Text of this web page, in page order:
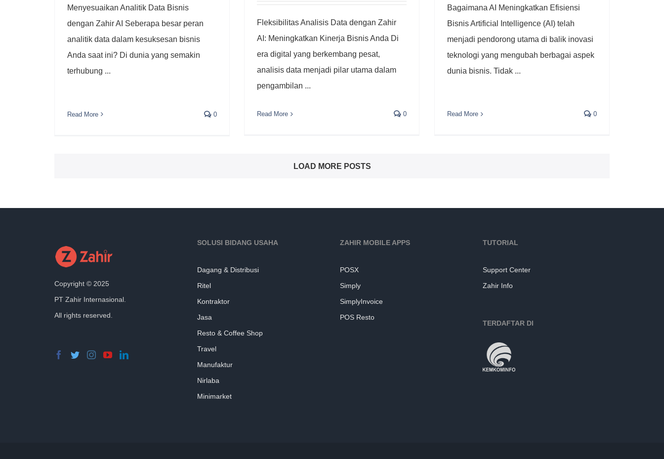
Menyesuaikan Analitik Data Bisnis
dengan Zahir AI Seberapa besar peran
analitik data dalam kesuksesan bisnis
Anda saat ini? Di dunia yang semakin
terhubung ...
Read More 0
Fleksibilitas Analisis Data dengan Zahir
AI: Meningkatkan Kinerja Bisnis Anda Di
era digital yang berkembang pesat,
analisis data menjadi pilar utama dalam
pengambilan ...
Read More 0
Bagaimana AI Meningkatkan Efisiensi
Bisnis Artificial Intelligence (AI) telah
menjadi pendorong utama di balik inovasi
teknologi yang mengubah berbagai aspek
dunia bisnis. Tidak ...
Read More 0
LOAD MORE POSTS
Copyright © 2025
PT Zahir Internasional.
All rights reserved.
SOLUSI BIDANG USAHA
Dagang & Distribusi
Ritel
Kontraktor
Jasa
Resto & Coffee Shop
Travel
Manufaktur
Nirlaba
Minimarket
ZAHIR MOBILE APPS
POSX
Simply
SimplyInvoice
POS Resto
TUTORIAL
Support Center
Zahir Info
TERDAFTAR DI